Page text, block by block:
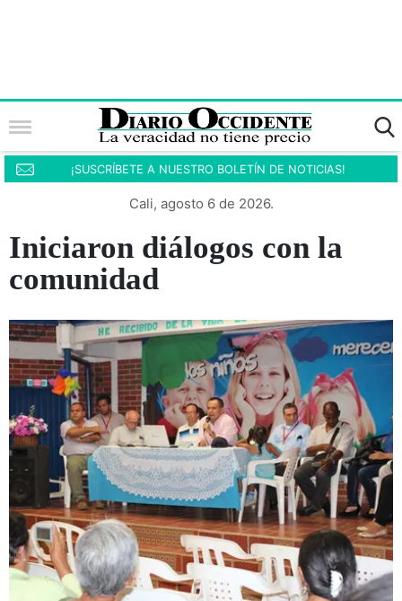
¡SUSCRÍBETE A NUESTRO BOLETÍN DE NOTICIAS!
Cali, agosto 6 de 2026.
Iniciaron diálogos con la
comunidad